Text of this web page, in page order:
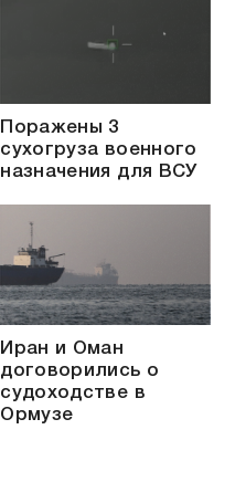
Поражены 3
сухогруза военного
назначения для ВСУ
Иран и Оман
договорились о
судоходстве в
Ормузе